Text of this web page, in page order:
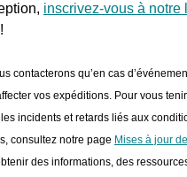
inscrivez-vous à notre
!
contacterons qu’en cas
vos expéditions. Pour vous
incidents et retards liés aux
consultez notre page Mises à jour
des informations, des